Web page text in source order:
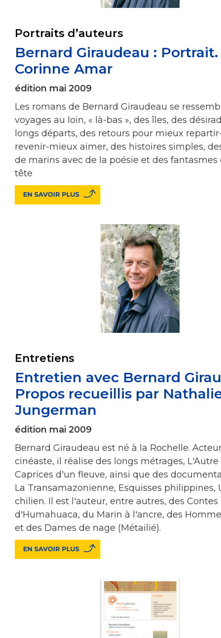
Portraits d’auteurs
Bernard Giraudeau :
Corinne Amar
édition mai 2009
Les romans de Bernard Giraudeau se
voyages au loin, « là-bas », des îles, des
longs départs, des retours pour mieux
revenir-mieux aimer, des histoires simples,
de marins avec de la poésie et des fantasmes
tête
Entretiens
Entretien avec Bernard
Propos recueillis par
Jungerman
édition mai 2009
Bernard Giraudeau est né à la Rochelle.
cinéaste, il réalise des longs métrages, L'Autre
Caprices d'un fleuve, ainsi que des
La Transamazonienne, Esquisses philippines,
chilien. Il est l'auteur, entre autres, des Contes
d'Humahuaca, du Marin à l'ancre, des
et des Dames de nage (Métailié).